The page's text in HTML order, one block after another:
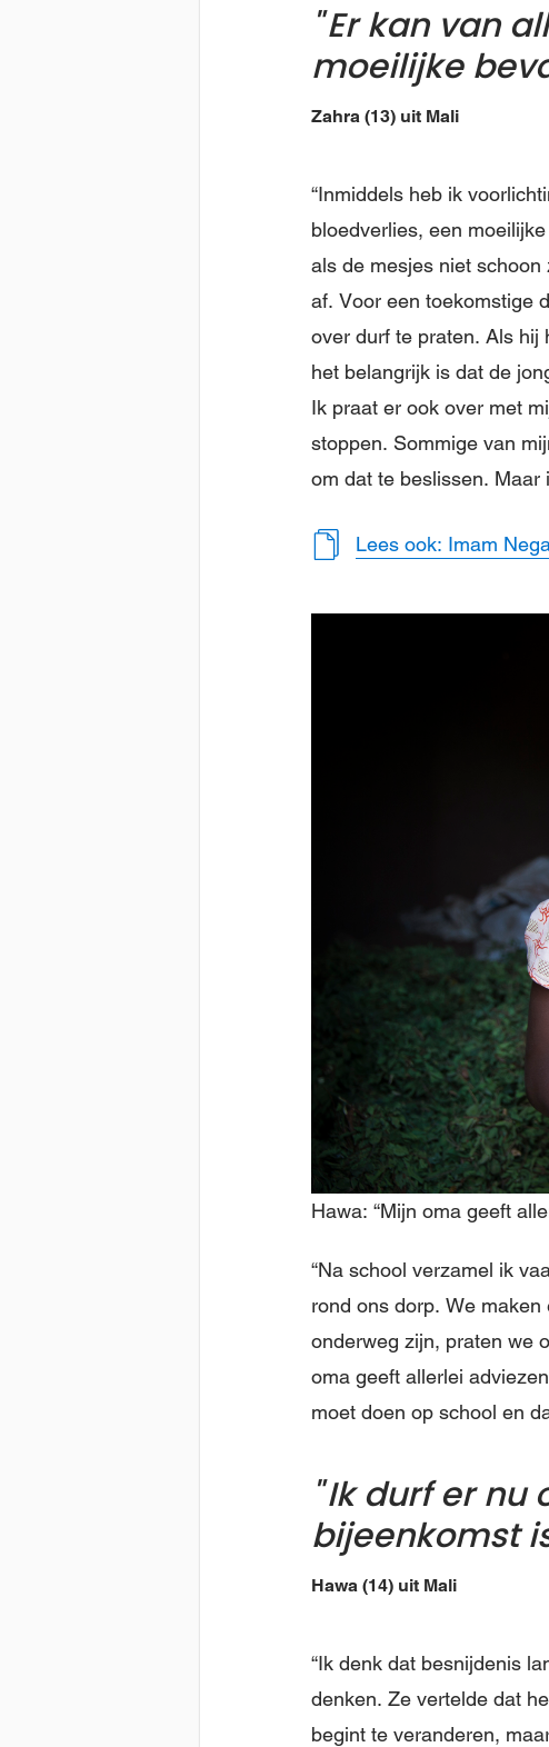
Er kan van
moeilijke
Zahra (13) uit Mali
“Inmiddels heb ik
bloedverlies, een
als de mesjes niet
af. Voor een toekomstige
over durf te praten. Als hij
het belangrijk is dat de
Ik praat er ook over met
stoppen. Sommige van
om dat te beslissen. Maar
Lees ook: Imam
Hawa: “Mijn oma geeft
“Na school verzamel ik
rond ons dorp. We
onderweg zijn, praten we
oma geeft allerlei
moet doen op school en
Ik durf er nu
bijeenkomst
Hawa (14) uit Mali
“Ik denk dat besnijdenis
denken. Ze vertelde dat
begint te veranderen,